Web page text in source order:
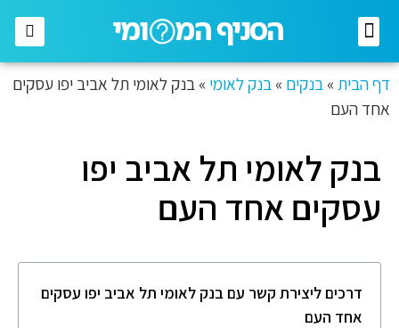
דף הבית » בנקים » בנק לאומי » בנק לאומי תל אביב יפו עסקים
אחד העם
בנק לאומי תל אביב יפו
עסקים אחד העם
דרכים ליצירת קשר עם בנק לאומי תל אביב יפו עסקים
אחד העם